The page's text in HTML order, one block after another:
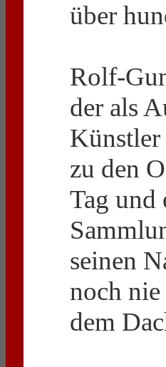
über
Rolf-
der als
zu den
Tag und
seinen
noch nie
dem